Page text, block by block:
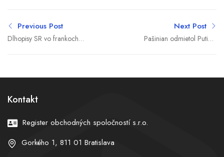
Previous Post
Dlhopisy SR vo frankoch
Next Post
Pašinian odmietol Putina.
Kontakt
Register obchodných spoločností s.r.o.
Gorkého 1, 811 01 Bratislava